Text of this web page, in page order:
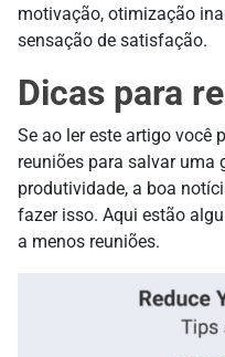
motivação, otimização
sensação de satisfação.
Dicas para
Se ao ler este artigo você
reuniões para salvar uma
produtividade, a boa
fazer isso. Aqui estão
a menos reuniões.